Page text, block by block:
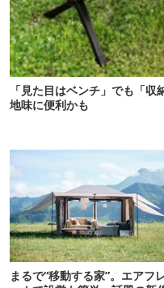
「見た目はベンチ」でも「
地味に便利かも
まるで“移動する家”。エアフ